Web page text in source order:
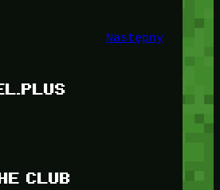
Następny
CLUB